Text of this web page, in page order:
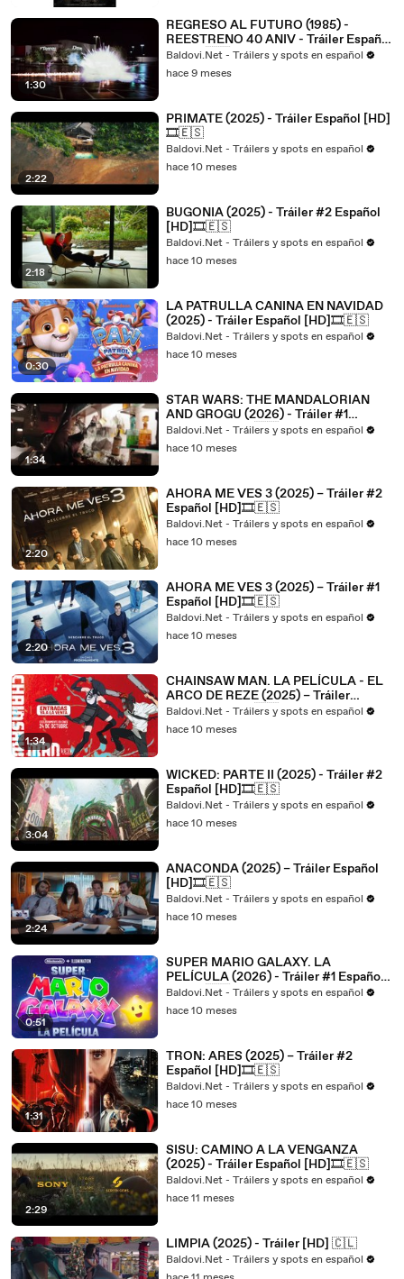
1:30
REGRESO AL FUTURO (1985) -
REESTRENO 40 ANIV - Tráiler Español
[HD]🎞️🇪🇸
Baldovi.Net - Tráilers y spots en español
hace 9 meses
2:22
PRIMATE (2025) - Tráiler Español [HD]
🎞️🇪🇸
Baldovi.Net - Tráilers y spots en español
hace 10 meses
2:18
BUGONIA (2025) - Tráiler #2 Español
[HD]🎞️🇪🇸
Baldovi.Net - Tráilers y spots en español
hace 10 meses
0:30
LA PATRULLA CANINA EN NAVIDAD
(2025) - Tráiler Español [HD]🎞️🇪🇸
Baldovi.Net - Tráilers y spots en español
hace 10 meses
1:34
STAR WARS: THE MANDALORIAN
AND GROGU (2026) - Tráiler #1
Español [HD]🎞️🇪🇸
Baldovi.Net - Tráilers y spots en español
hace 10 meses
2:20
AHORA ME VES 3 (2025) – Tráiler #2
Español [HD]🎞️🇪🇸
Baldovi.Net - Tráilers y spots en español
hace 10 meses
2:20
AHORA ME VES 3 (2025) – Tráiler #1
Español [HD]🎞️🇪🇸
Baldovi.Net - Tráilers y spots en español
hace 10 meses
1:34
CHAINSAW MAN. LA PELÍCULA - EL
ARCO DE REZE (2025) – Tráiler
Español [HD]🎞️🇪🇸
Baldovi.Net - Tráilers y spots en español
hace 10 meses
3:04
WICKED: PARTE II (2025) - Tráiler #2
Español [HD]🎞️🇪🇸
Baldovi.Net - Tráilers y spots en español
hace 10 meses
2:24
ANACONDA (2025) – Tráiler Español
[HD]🎞️🇪🇸
Baldovi.Net - Tráilers y spots en español
hace 10 meses
0:51
SUPER MARIO GALAXY. LA
PELÍCULA (2026) - Tráiler #1 Español
[HD]🎞️🇪🇸
Baldovi.Net - Tráilers y spots en español
hace 10 meses
1:31
TRON: ARES (2025) – Tráiler #2
Español [HD]🎞️🇪🇸
Baldovi.Net - Tráilers y spots en español
hace 10 meses
2:29
SISU: CAMINO A LA VENGANZA
(2025) - Tráiler Español [HD]🎞️🇪🇸
Baldovi.Net - Tráilers y spots en español
hace 11 meses
LIMPIA (2025) - Tráiler [HD] 🇨🇱
Baldovi.Net - Tráilers y spots en español